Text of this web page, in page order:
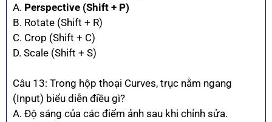
A. Perspective (Shift + P)
B. Rotate (Shift + R)
C. Crop (Shift + C)
D. Scale (Shift + S)
Câu 13: Trong hộp thoại Curves, trục nằm ngang
(Input) biểu diễn điều gì?
A. Độ sáng của các điểm ảnh sau khi chỉnh sửa.